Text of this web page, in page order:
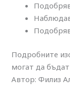
Подробните
могат да
Автор: Филиз